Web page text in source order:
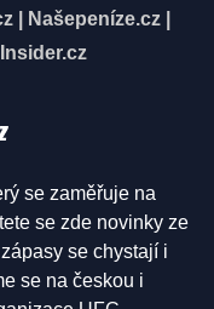
Našepeníze.cz
se zaměřuje na
se zde novinky ze
se chystají i
se na českou i